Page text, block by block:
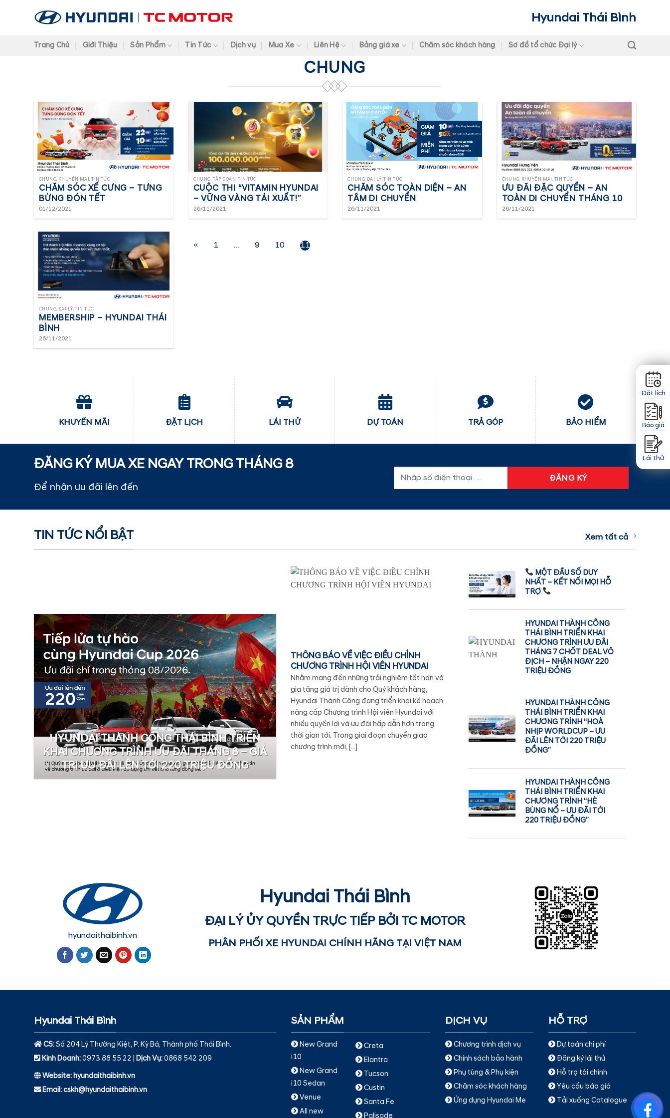
Hyundai Thái Bình
Trang Chủ Giới Thiệu Sản Phẩm Tin Tức Dịch vụ Mua Xe Liên Hệ Bảng giá xe Chăm sóc khách hàng Sơ đồ tổ chức Đại lý
CHUNG
CHUNG, KHUYẾN MẠI, TIN TỨC
CHĂM SÓC XẾ CƯNG – TƯNG
BỪNG ĐÓN TẾT
01/12/2021
CHUNG, TẬP ĐOÀN, TIN TỨC
CUỘC THI “VITAMIN HYUNDAI
– VỮNG VÀNG TÁI XUẤT!”
26/11/2021
CHUNG, ĐẠI LÝ, TIN TỨC
CHĂM SÓC TOÀN DIỆN – AN
TÂM DI CHUYỂN
26/11/2021
CHUNG, KHUYẾN MẠI, TIN TỨC
ƯU ĐÃI ĐẶC QUYỀN – AN
TOÀN DI CHUYỂN THÁNG 10
26/11/2021
CHUNG, ĐẠI LÝ, TIN TỨC
MEMBERSHIP – HYUNDAI THÁI
BÌNH
26/11/2021
« 1 … 9 10 11
KHUYẾN MÃI ĐẶT LỊCH LÁI THỬ DỰ TOÁN TRẢ GÓP BẢO HIỂM
ĐĂNG KÝ MUA XE NGAY TRONG THÁNG8
Để nhận ưu đãi lên đến
TIN TỨC NỔI BẬT Xem tất cả
HYUNDAI THÀNH CÔNG THÁI BÌNH TRIỂN
KHAI CHƯƠNG TRÌNH ƯU ĐÃI THÁNG 8 – GIÁ
TRỊ ƯU ĐÃI LÊN TỚI 220 TRIỆU ĐỒNG
THÔNG BÁO VỀ VIỆC ĐIỀU CHỈNH
CHƯƠNG TRÌNH HỘI VIÊN HYUNDAI
Nhằm mang đến những trải nghiệm tốt hơn và
gia tăng giá trị dành cho Quý khách hàng,
Hyundai Thành Công đang triển khai kế hoạch
nâng cấp Chương trình Hội viên Hyundai với
nhiều quyền lợi và ưu đãi hấp dẫn hơn trong
thời gian tới. Trong giai đoạn chuyển giao
chương trình mới, […]
MỘT ĐẦU SỐ DUY
NHẤT – KẾT NỐI MỌI HỖ
TRỢ
HYUNDAI THÀNH CÔNG
THÁI BÌNH TRIỂN KHAI
CHƯƠNG TRÌNH ƯU ĐÃI
THÁNG 7 CHỐT DEAL VÔ
ĐỊCH – NHẬN NGAY 220
TRIỆU ĐỒNG
HYUNDAI THÀNH CÔNG
THÁI BÌNH TRIỂN KHAI
CHƯƠNG TRÌNH “HOÀ
NHỊP WORLDCUP – ƯU
ĐÃI LÊN TỚI 220 TRIỆU
ĐỒNG”
HYUNDAI THÀNH CÔNG
THÁI BÌNH TRIỂN KHAI
CHƯƠNG TRÌNH “HÈ
BÙNG NỔ – ƯU ĐÃI TỚI
220 TRIỆU ĐỒNG”
hyundaithaibinh.vn
Hyundai Thái Bình
ĐẠI LÝ ỦY QUYỀN TRỰC TIẾP BỞI TC MOTOR
PHÂN PHỐI XE HYUNDAI CHÍNH HÃNG TẠI VIỆT NAM
Hyundai Thái Bình
CS:Số 204 Lý Thường Kiệt, P. Kỳ Bá, Thành phố Thái Bình.
Kinh Doanh:0973 88 55 22 | Dịch Vụ:0868 542 209
Website: hyundaithaibinh.vn
Email: cskh@hyundaithaibinh.vn
SẢN PHẨM
New Grand
i10
New Grand
i10 Sedan
Venue
All new
Creta
Elantra
Tucson
Custin
Santa Fe
Palisade
DỊCH VỤ
Chương trình dịch vụ
Chính sách bảo hành
Phụ tùng & Phụ kiện
Chăm sóc khách hàng
Ứng dụng Hyundai Me
HỖ TRỢ
Dự toán chi phí
Đăng ký lái thử
Hỗ trợ tài chính
Yêu cầu báo giá
Tải xuống Catalogue
Đặt lịch
Báo giá
Lái thử